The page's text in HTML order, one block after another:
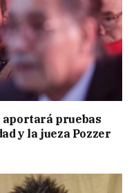
aportará pruebas
y la jueza Pozzer